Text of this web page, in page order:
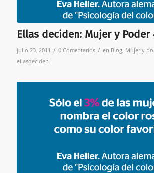
Ellas deciden: Mujer y Poder
julio 23, 2011 / 0 Comentarios / en Blog, Mujer y
ellasdeciden